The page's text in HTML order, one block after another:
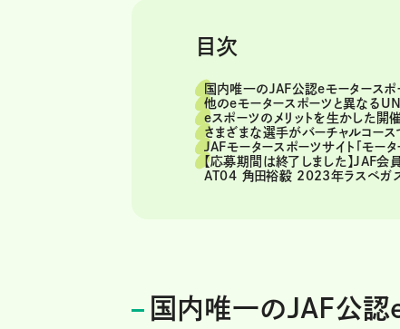
目次
国内唯一のJAF公認eモータースポ
他のeモータースポーツと異なる
eスポーツのメリットを生かした開
さまざまな選手がバーチャルコース
JAFモータースポーツサイト「モー
【応募期間は終了しました】JAF
AT04 角田裕毅 2023年ラスベガス
国内唯一のJAF公認